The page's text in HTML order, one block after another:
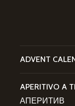
ADVENT
APERITIVO
АПЕРИТИВ